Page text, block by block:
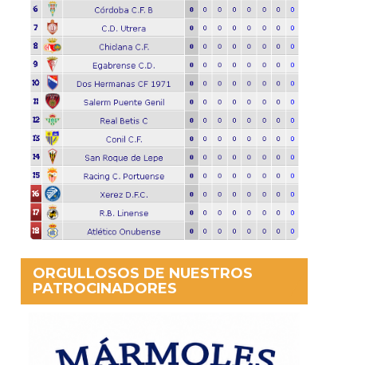
ORGULLOSOS DE NUESTROS
PATROCINADORES